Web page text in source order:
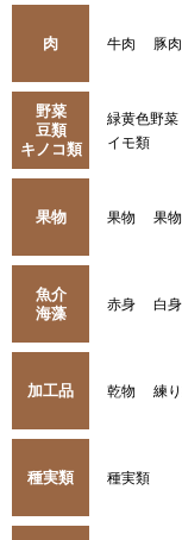
肉 牛肉 豚肉
野菜
豆類
キノコ類
緑黄色野菜
イモ類
果物 果物 果
魚介
海藻
赤身 白身
加工品 乾物 練
種実類 種実類